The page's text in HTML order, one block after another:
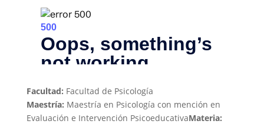
Facultad: Facultad de Psicología
Maestría: Maestría en Psicología con mención en
Evaluación e Intervención PsicoeducativaMateria: